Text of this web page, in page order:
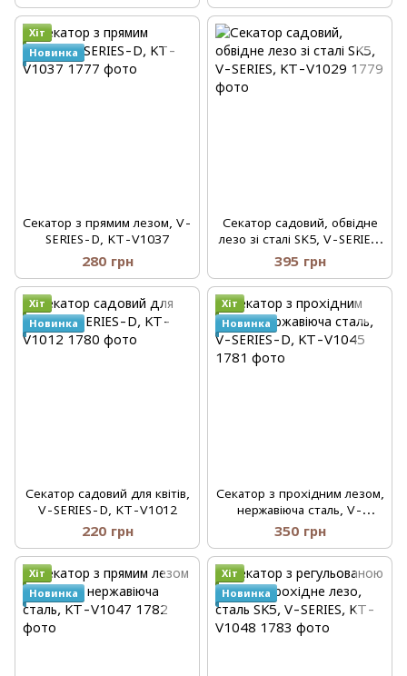
Хіт
Новинка
Секатор з прямим лезом, V-
SERIES-D, KT-V1037
280 грн
Секатор садовий, обвідне
лезо зі сталі SK5, V-SERIES,
KT-V1029
395 грн
Хіт
Новинка
Секатор садовий для квітів,
V-SERIES-D, KT-V1012
220 грн
Хіт
Новинка
Секатор з прохідним лезом,
нержавіюча сталь, V-
SERIES-D, KT-V1045
350 грн
Хіт
Новинка
Хіт
Новинка